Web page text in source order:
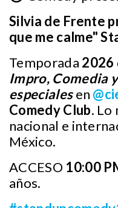
Silvia de Frente
que me calme"
Temporada 2026
Impro, Comedia
especialesen
Comedy Club. Lo
nacional e
México.
ACCESO 10:00
años.